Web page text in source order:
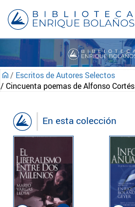
/ Escritos de Autores Selectos
/ Cincuenta poemas de Alfonso Cortés
En esta colección